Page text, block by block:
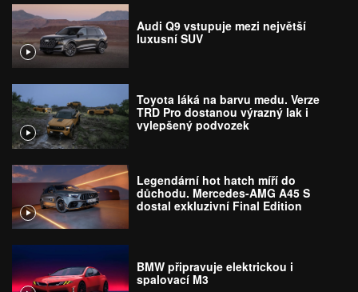
Audi Q9 vstupuje mezi největší
luxusní SUV
Toyota láká na barvu medu. Verze
TRD Pro dostanou výrazný lak i
vylepšený podvozek
Legendární hot hatch míří do
důchodu. Mercedes-AMG A45 S
dostal exkluzivní Final Edition
BMW připravuje elektrickou i
spalovací M3